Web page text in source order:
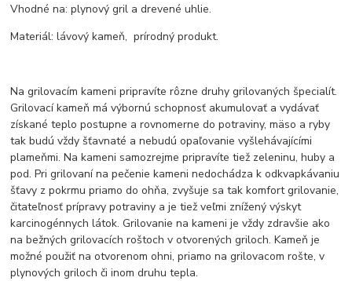
Vhodné na: plynový gril a drevené uhlie.
Materiál: lávový kameň, prírodný produkt.
Na grilovacím kameni pripravíte rôzne druhy grilovaných špecialít.
Grilovací kameň má výbornú schopnosť akumulovať a vydávať
získané teplo postupne a rovnomerne do potraviny, mäso a ryby
tak budú vždy šťavnaté a nebudú opaľovanie vyšlehávajícími
plameňmi. Na kameni samozrejme pripravíte tiež zeleninu, huby a
pod. Pri grilovaní na pečenie kameni nedochádza k odkvapkávaniu
šťavy z pokrmu priamo do ohňa, zvyšuje sa tak komfort grilovanie,
čitateľnosť prípravy potraviny a je tiež veľmi znížený výskyt
karcinogénnych látok. Grilovanie na kameni je vždy zdravšie ako
na bežných grilovacích roštoch v otvorených griloch. Kameň je
možné použiť na otvorenom ohni, priamo na grilovacom rošte, v
plynových griloch či inom druhu tepla.